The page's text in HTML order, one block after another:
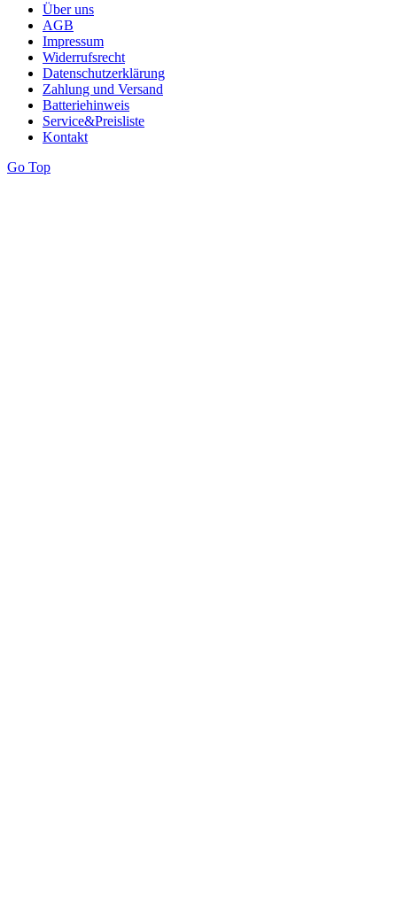
Über uns
AGB
Impressum
Widerrufsrecht
Datenschutzerklärung
Zahlung und Versand
Batteriehinweis
Service&Preisliste
Kontakt
Go Top